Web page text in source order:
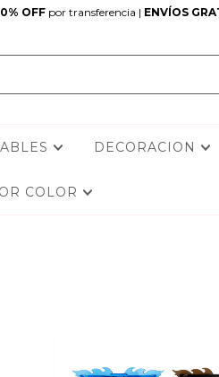
OFF por transferencia | ENVÍOS
DECORACION
COLOR